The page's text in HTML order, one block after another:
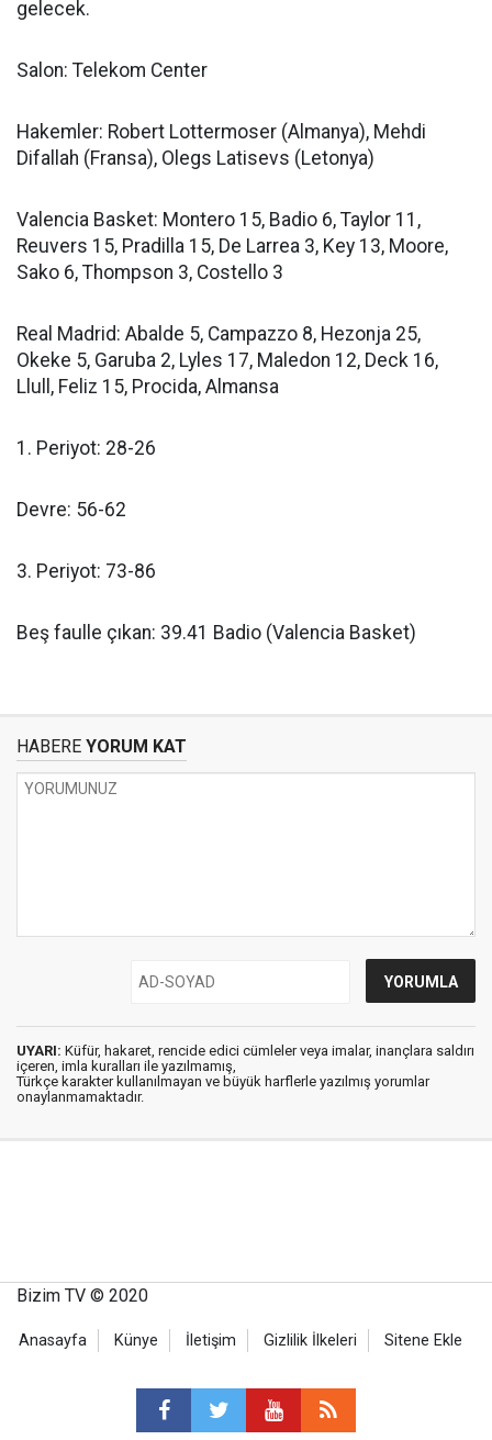
gelecek.
Salon: Telekom Center
Hakemler: Robert Lottermoser (Almanya), Mehdi
Difallah (Fransa), Olegs Latisevs (Letonya)
Valencia Basket: Montero 15, Badio 6, Taylor 11,
Reuvers 15, Pradilla 15, De Larrea 3, Key 13, Moore,
Sako 6, Thompson 3, Costello 3
Real Madrid: Abalde 5, Campazzo 8, Hezonja 25,
Okeke 5, Garuba 2, Lyles 17, Maledon 12, Deck 16,
Llull, Feliz 15, Procida, Almansa
1. Periyot: 28-26
Devre: 56-62
3. Periyot: 73-86
Beş faulle çıkan: 39.41 Badio (Valencia Basket)
HABERE YORUM KAT
UYARI: Küfür, hakaret, rencide edici cümleler veya imalar, inançlara saldırı
içeren, imla kuralları ile yazılmamış,
Türkçe karakter kullanılmayan ve büyük harflerle yazılmış yorumlar
onaylanmamaktadır.
Bizim TV © 2020
Anasayfa Künye İletişim Gizlilik İlkeleri Sitene Ekle